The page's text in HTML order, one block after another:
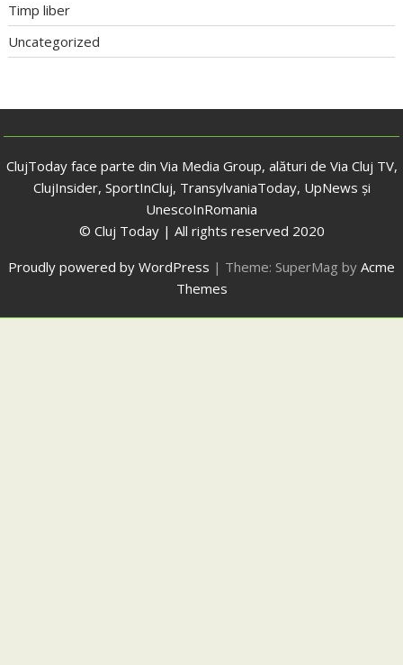
Timp liber
Uncategorized
ClujToday face parte din Via Media Group, alături de Via Cluj TV,
ClujInsider, SportInCluj, TransylvaniaToday, UpNews și
UnescoInRomania
© Cluj Today | All rights reserved 2020
Proudly powered by WordPress | Theme: SuperMag by Acme
Themes